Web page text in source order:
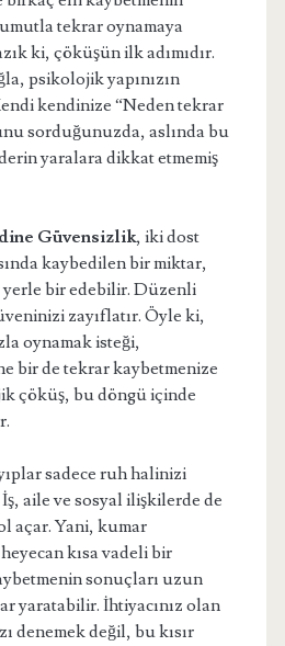
tekrar oynamaya
ki, çöküşün ilk adımıdır.
psikolojik yapınızın
kendinize “Neden tekrar
sorduğunuzda, aslında bu
yaralara dikkat etmemiş
Güvensizlik, iki dost
kaybedilen bir miktar,
yerle bir edebilir. Düzenli
zayıflatır. Öyle ki,
oynamak isteği,
bir de tekrar kaybetmenize
çöküş, bu döngü içinde
sadece ruh halinizi
aile ve sosyal ilişkilerde de
açar. Yani, kumar
kısa vadeli bir
sonuçları uzun
yaratabilir. İhtiyacınız olan
denemek değil, bu kısır